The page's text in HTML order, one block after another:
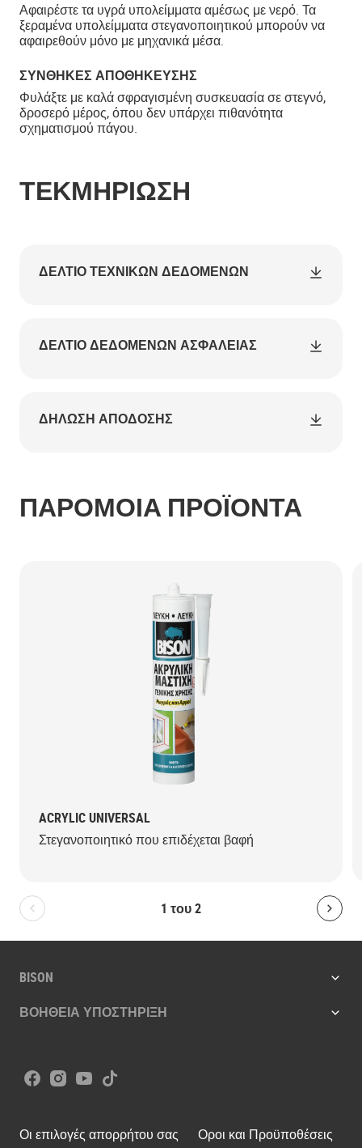
Αφαιρέστε τα υγρά υπολείμματα αμέσως με νερό. Τα
ξεραμένα υπολείμματα στεγανοποιητικού μπορούν να
αφαιρεθούν μόνο με μηχανικά μέσα.
ΣΥΝΘΉΚΕΣ ΑΠΟΘΉΚΕΥΣΗΣ
Φυλάξτε με καλά σφραγισμένη συσκευασία σε στεγνό,
δροσερό μέρος, όπου δεν υπάρχει πιθανότητα
σχηματισμού πάγου.
ΤΕΚΜΗΡΊΩΣΗ
ΔΕΛΤΊΟ ΤΕΧΝΙΚΏΝ ΔΕΔΟΜΈΝΩΝ
ΔΕΛΤΊΟ ΔΕΔΟΜΈΝΩΝ ΑΣΦΑΛΕΊΑΣ
ΔΉΛΩΣΗ ΑΠΌΔΟΣΗΣ
ΠΑΡΟΜΟΙΑ ΠΡΟΪΟΝΤΑ
1 του2
Bolton.General.PreviousSlide
ACRYLIC UNIVERSAL
Στεγανοποιητικό που επιδέχεται βαφή
BISON
ΒΟΗΘΕΙΑ ΥΠΟΣΤΗΡΙΞΗ
Facebook
Instagram
YoutubeTiktok
Οι επιλογές απορρήτου σας Οροι και Προϋποθέσεις